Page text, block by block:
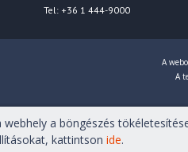
Tel: +36 1 444-9000
A
A
© 2007-2026 First Computer Kft.
webhely a böngészés
kattintsonide.